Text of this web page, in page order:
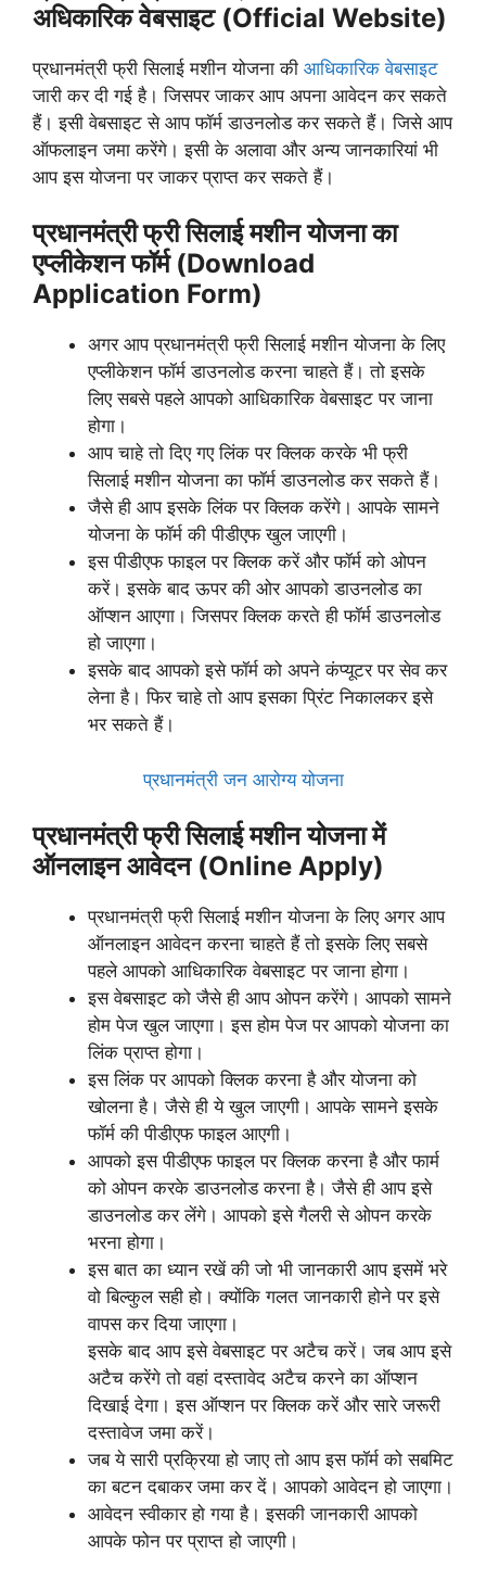
अधिकारिक वेबसाइट (Official Website)
प्रधानमंत्री फ्री सिलाई मशीन योजना की आधिकारिक वेबसाइट
जारी कर दी गई है। जिसपर जाकर आप अपना आवेदन कर सकते
हैं। इसी वेबसाइट से आप फॉर्म डाउनलोड कर सकते हैं। जिसे आप
ऑफलाइन जमा करेंगे। इसी के अलावा और अन्य जानकारियां भी
आप इस योजना पर जाकर प्राप्त कर सकते हैं।
प्रधानमंत्री फ्री सिलाई मशीन योजना का
एप्लीकेशन फॉर्म (Download
Application Form)
अगर आप प्रधानमंत्री फ्री सिलाई मशीन योजना के लिए
एप्लीकेशन फॉर्म डाउनलोड करना चाहते हैं। तो इसके
लिए सबसे पहले आपको आधिकारिक वेबसाइट पर जाना
होगा।
आप चाहे तो दिए गए लिंक पर क्लिक करके भी फ्री
सिलाई मशीन योजना का फॉर्म डाउनलोड कर सकते हैं।
जैसे ही आप इसके लिंक पर क्लिक करेंगे। आपके सामने
योजना के फॉर्म की पीडीएफ खुल जाएगी।
इस पीडीएफ फाइल पर क्लिक करें और फॉर्म को ओपन
करें। इसके बाद ऊपर की ओर आपको डाउनलोड का
ऑप्शन आएगा। जिसपर क्लिक करते ही फॉर्म डाउनलोड
हो जाएगा।
इसके बाद आपको इसे फॉर्म को अपने कंप्यूटर पर सेव कर
लेना है। फिर चाहे तो आप इसका प्रिंट निकालकर इसे
भर सकते हैं।
प्रधानमंत्री जन आरोग्य योजना
प्रधानमंत्री फ्री सिलाई मशीन योजना में
ऑनलाइन आवेदन (Online Apply)
प्रधानमंत्री फ्री सिलाई मशीन योजना के लिए अगर आप
ऑनलाइन आवेदन करना चाहते हैं तो इसके लिए सबसे
पहले आपको आधिकारिक वेबसाइट पर जाना होगा।
इस वेबसाइट को जैसे ही आप ओपन करेंगे। आपको सामने
होम पेज खुल जाएगा। इस होम पेज पर आपको योजना का
लिंक प्राप्त होगा।
इस लिंक पर आपको क्लिक करना है और योजना को
खोलना है। जैसे ही ये खुल जाएगी। आपके सामने इसके
फॉर्म की पीडीएफ फाइल आएगी।
आपको इस पीडीएफ फाइल पर क्लिक करना है और फार्म
को ओपन करके डाउनलोड करना है। जैसे ही आप इसे
डाउनलोड कर लेंगे। आपको इसे गैलरी से ओपन करके
भरना होगा।
इस बात का ध्यान रखें की जो भी जानकारी आप इसमें भरे
वो बिल्कुल सही हो। क्योंकि गलत जानकारी होने पर इसे
वापस कर दिया जाएगा।
इसके बाद आप इसे वेबसाइट पर अटैच करें। जब आप इसे
अटैच करेंगे तो वहां दस्तावेद अटैच करने का ऑप्शन
दिखाई देगा। इस ऑप्शन पर क्लिक करें और सारे जरूरी
दस्तावेज जमा करें।
जब ये सारी प्रक्रिया हो जाए तो आप इस फॉर्म को सबमिट
का बटन दबाकर जमा कर दें। आपको आवेदन हो जाएगा।
आवेदन स्वीकार हो गया है। इसकी जानकारी आपको
आपके फोन पर प्राप्त हो जाएगी।